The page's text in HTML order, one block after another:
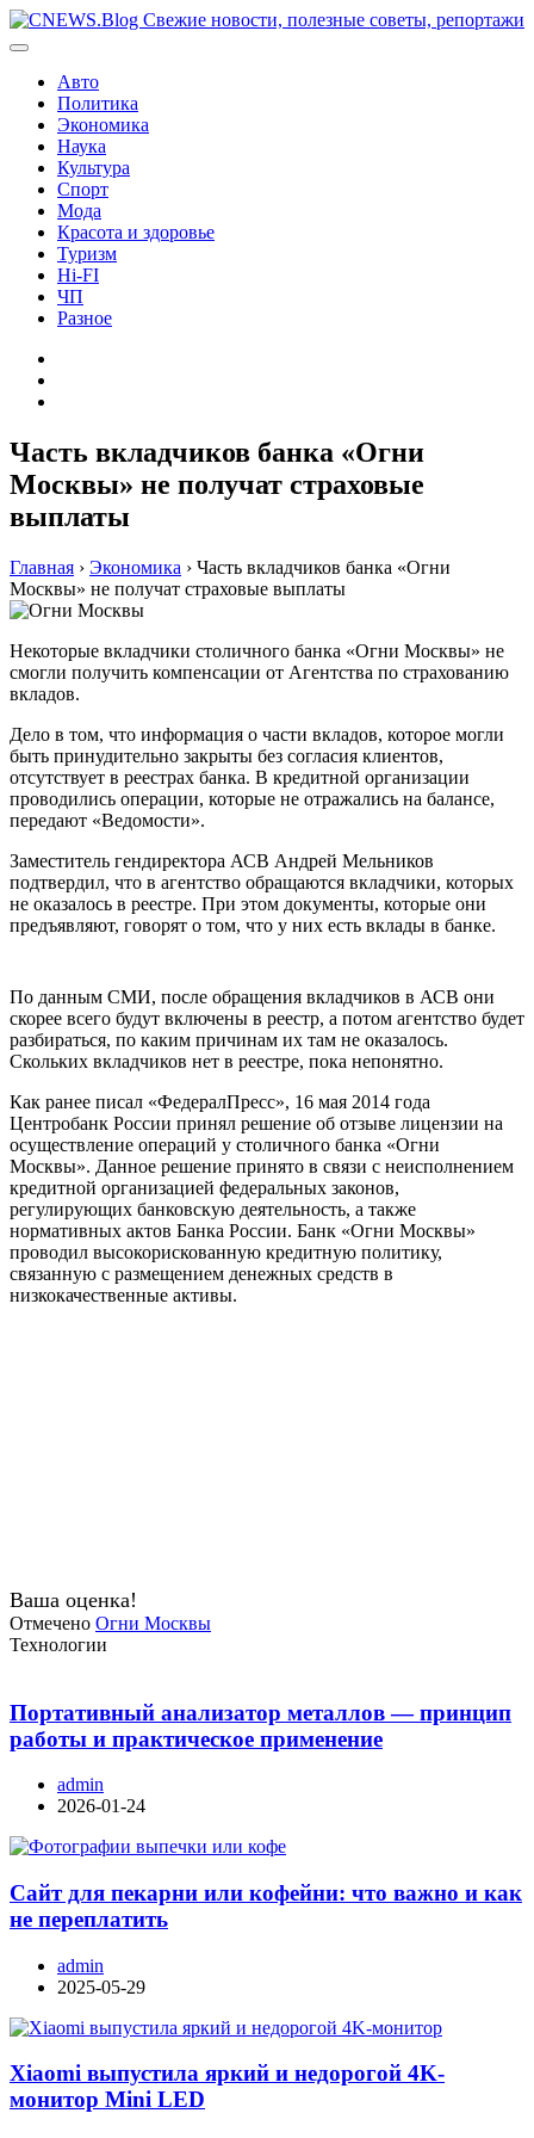
Перейти
к
Авто
Политика
Экономика
Наука
Культура
Спорт
Мода
Красота и здоровье
Туризм
Hi-FI
ЧП
Разное
Часть вкладчиков банка «Огни
Москвы» не получат страховые
выплаты
Главная › Экономика › Часть вкладчиков банка «Огни
Москвы» не получат страховые выплаты
Некоторые вкладчики столичного банка «Огни Москвы» не
смогли получить компенсации от Агентства по страхованию
вкладов.
Дело в том, что информация о части вкладов, которое могли
быть принудительно закрыты без согласия клиентов,
отсутствует в реестрах банка. В кредитной организации
проводились операции, которые не отражались на балансе,
передают «Ведомости».
Заместитель гендиректора АСВ Андрей Мельников
подтвердил, что в агентство обращаются вкладчики, которых
не оказалось в реестре. При этом документы, которые они
предъявляют, говорят о том, что у них есть вклады в банке.
По данным СМИ, после обращения вкладчиков в АСВ они
скорее всего будут включены в реестр, а потом агентство будет
разбираться, по каким причинам их там не оказалось.
Скольких вкладчиков нет в реестре, пока непонятно.
Как ранее писал «ФедералПресс», 16 мая 2014 года
Центробанк России принял решение об отзыве лицензии на
осуществление операций у столичного банка «Огни
Москвы». Данное решение принято в связи с неисполнением
кредитной организацией федеральных законов,
регулирующих банковскую деятельность, а также
нормативных актов Банка России. Банк «Огни Москвы»
проводил высокорискованную кредитную политику,
связанную с размещением денежных средств в
низкокачественные активы.
Ваша оценка!
Отмечено Огни Москвы
Технологии
Портативный анализатор металлов — принцип
работы и практическое применение
admin
2026-01-24
Сайт для пекарни или кофейни: что важно и как
не переплатить
admin
2025-05-29
Xiaomi выпустила яркий и недорогой 4K-
монитор Mini LED